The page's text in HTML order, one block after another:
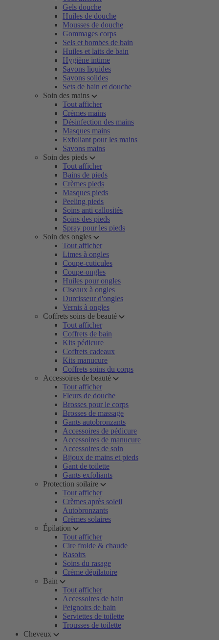
Gels douche
Huiles de douche
Mousses de douche
Gommages corps
Sels et bombes de bain
Huiles et laits de bain
Hygiène intime
Savons liquides
Savons solides
Sets de bain et douche
Soin des mains
Tout afficher
Crèmes mains
Désinfection des mains
Masques mains
Exfoliant pour les mains
Savons mains
Soin des pieds
Tout afficher
Bains de pieds
Crèmes pieds
Masques pieds
Peeling pieds
Soins anti callosités
Soins des pieds
Spray pour les pieds
Soin des ongles
Tout afficher
Limes à ongles
Coupe-cuticules
Coupe-ongles
Huiles pour ongles
Ciseaux à ongles
Durcisseur d'ongles
Vernis à ongles
Coffrets soins de beauté
Tout afficher
Coffrets de bain
Kits pédicure
Coffrets cadeaux
Kits manucure
Coffrets soins du corps
Accessoires de beauté
Tout afficher
Fleurs de douche
Brosses pour le corps
Brosses de massage
Gants autobronzants
Accessoires de pédicure
Accessoires de manucure
Accessoires de soin
Bijoux de mains et pieds
Gant de toilette
Gants exfoliants
Protection soilaire
Tout afficher
Crèmes après soleil
Autobronzants
Crèmes solaires
Épilation
Tout afficher
Cire froide & chaude
Rasoirs
Soins du rasage
Crème dépilatoire
Bain
Tout afficher
Accessoires de bain
Peignoirs de bain
Serviettes de toilette
Trousses de toilette
Cheveux